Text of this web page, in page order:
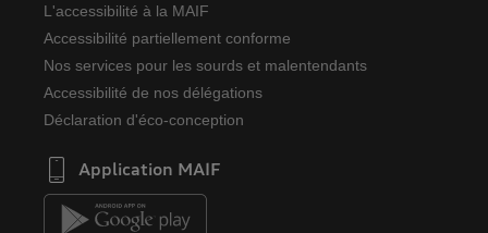
L'accessibilité à la MAIF
Accessibilité partiellement conforme
Nos services pour les sourds et malentendants
Accessibilité de nos délégations
Déclaration d'éco-conception
Application MAIF